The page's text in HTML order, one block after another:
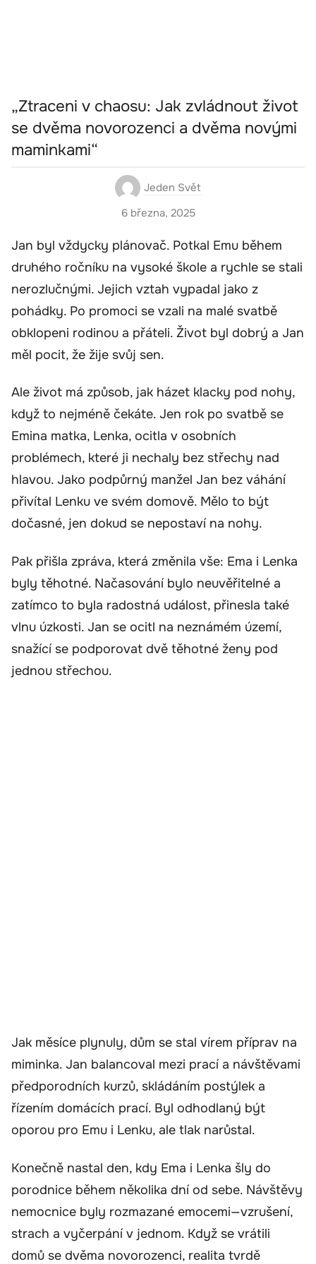
„Ztraceni v chaosu: Jak zvládnout život
se dvěma novorozenci a dvěma novými
maminkami“
Jeden Svět
6 března, 2025
Jan byl vždycky plánovač. Potkal Emu během
druhého ročníku na vysoké škole a rychle se stali
nerozlučnými. Jejich vztah vypadal jako z
pohádky. Po promoci se vzali na malé svatbě
obklopeni rodinou a přáteli. Život byl dobrý a Jan
měl pocit, že žije svůj sen.
Ale život má způsob, jak házet klacky pod nohy,
když to nejméně čekáte. Jen rok po svatbě se
Emina matka, Lenka, ocitla v osobních
problémech, které ji nechaly bez střechy nad
hlavou. Jako podpůrný manžel Jan bez váhání
přivítal Lenku ve svém domově. Mělo to být
dočasné, jen dokud se nepostaví na nohy.
Pak přišla zpráva, která změnila vše: Ema i Lenka
byly těhotné. Načasování bylo neuvěřitelné a
zatímco to byla radostná událost, přinesla také
vlnu úzkosti. Jan se ocitl na neznámém území,
snažící se podporovat dvě těhotné ženy pod
jednou střechou.
Jak měsíce plynuly, dům se stal vírem příprav na
miminka. Jan balancoval mezi prací a návštěvami
předporodních kurzů, skládáním postýlek a
řízením domácích prací. Byl odhodlaný být
oporou pro Emu i Lenku, ale tlak narůstal.
Konečně nastal den, kdy Ema i Lenka šly do
porodnice během několika dní od sebe. Návštěvy
nemocnice byly rozmazané emocemi—vzrušení,
strach a vyčerpání v jednom. Když se vrátili
domů se dvěma novorozenci, realita tvrdě